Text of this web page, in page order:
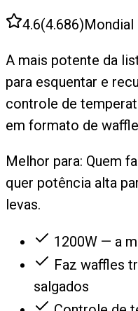
4.6(4.686)Mondial
A mais potente da
para esquentar e
controle de
em formato de
Melhor para: Quem
quer potência alta
levas.
1200W — a
Faz waffles
salgados